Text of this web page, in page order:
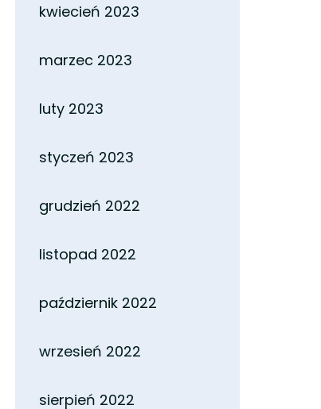
kwiecień 2023
marzec 2023
luty 2023
styczeń 2023
grudzień 2022
listopad 2022
październik 2022
wrzesień 2022
sierpień 2022